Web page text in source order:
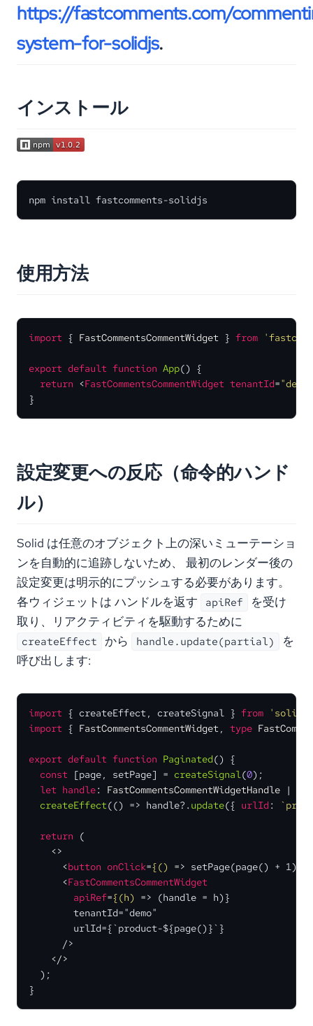
https://fastcomments.com/
system-for-solidjs.
インストール
npm install fastcomments-solidjs
使用方法
import { FastCommentsCommentWidget } from
export default function App() {
return <FastCommentsCommentWidget tenantId="demo"
}
設定変更への反応（命令的ハンド
ル）
Solid は任意のオブジェクト上の深いミューテーショ
ンを自動的に追跡しないため、 最初のレンダー後の
設定変更は明示的にプッシュする必要があります。
各ウィジェットは ハンドルを返す
apiRef
を受け
取り、リアクティビティを駆動するために
createEffect から handle.update(partial)
を
呼び出します:
import { createEffect, createSignal } from
'solid-
import { FastCommentsCommentWidget, type
export default function Paginated() {
const [page, setPage] = createSignal(0);
let handle: FastCommentsCommentWidgetHandle |
createEffect(() => handle?. update({ urlId:
return (
<>
<button onClick={() => setPage(page() +
<FastCommentsCommentWidget
apiRef={(h) => (handle = h)}
        tenantId="demo"
        urlId={`product-${page()}`}
      />
</>
  );
}